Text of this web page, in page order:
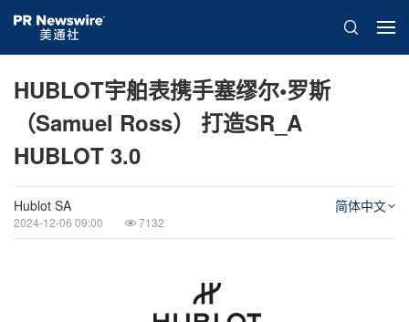
HUBLOT宇舶表携手塞缪尔•罗斯
（Samuel Ross） 打造SR_A
HUBLOT 3.0
Hublot SA
2024-12-06 09:00 7132
简体中文